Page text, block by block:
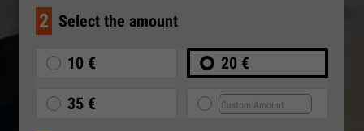
2 Select the amount
10 € 20 €
35 €